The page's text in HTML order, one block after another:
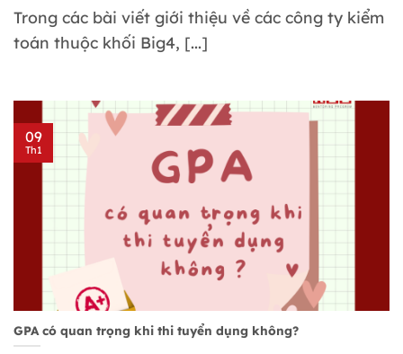
Trong các bài viết giới thiệu về các công ty kiểm
toán thuộc khối Big4, [...]
GPA có quan trọng khi thi tuyển dụng không?
09
Th1